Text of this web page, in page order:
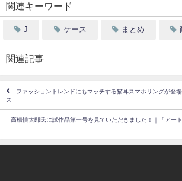
関連キーワード
J ケース まとめ
関連記事
ファッショントレンドにもマッチする猫耳スマホリングが登
ス
高橋慎太郎氏に試作品第一号を見ていただきました！｜「アー